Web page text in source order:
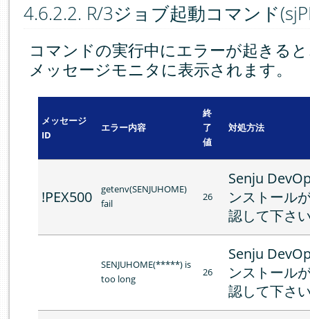
4.6.2.2. R/3ジョブ起動コマンド
コマンドの実行中にエラーが起きる
メッセージモニタに表示されます。
メッセージ
ID
エラー内容
終
了
値
対処方法
!PEX500
getenv(SENJUHOME)
fail
26
Senju
ンストール
認して下さ
SENJUHOME(*****) is
too long
26
Senju
ンストール
認して下さ